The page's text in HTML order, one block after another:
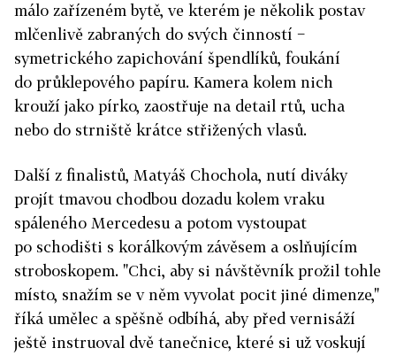
málo zařízeném bytě, ve kterém je několik postav
mlčenlivě zabraných do svých činností −
symetrického zapichování špendlíků, foukání
do průklepového papíru. Kamera kolem nich
krouží jako pírko, zaostřuje na detail rtů, ucha
nebo do strniště krátce střižených vlasů.
Další z finalistů, Matyáš Chochola, nutí diváky
projít tmavou chodbou dozadu kolem vraku
spáleného Mercedesu a potom vystoupat
po schodišti s korálkovým závěsem a oslňujícím
stroboskopem. "Chci, aby si návštěvník prožil tohle
místo, snažím se v něm vyvolat pocit jiné dimenze,"
říká umělec a spěšně odbíhá, aby před vernisáží
ještě instruoval dvě tanečnice, které si už voskují